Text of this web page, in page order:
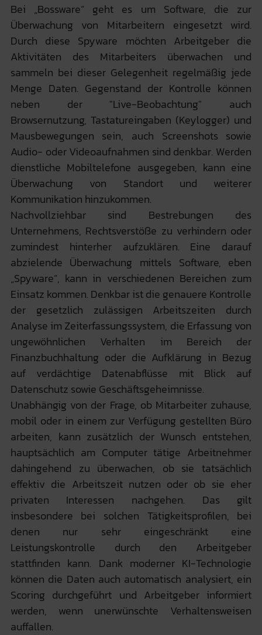
Bei „Bossware“ geht es um Software, die zur
Überwachung von Mitarbeitern eingesetzt wird.
Durch diese Spyware möchten Arbeitgeber die
Aktivitäten des Mitarbeiters überwachen und
sammeln bei dieser Gelegenheit regelmäßig jede
Menge Daten. Gegenstand der Kontrolle können
neben der "Live-Beobachtung" auch
Browsernutzung, Tastatureingaben (Keylogger) und
Mausbewegungen sein, auch Screenshots sowie
Audio- oder Videoaufnahmen sind denkbar. Werden
dienstliche Mobiltelefone ausgegeben, kann eine
Überwachung von Standort und weiterer
Kommunikation hinzukommen.
Nachvollziehbar sind Bestrebungen des
Unternehmens, Rechtsverstöße zu verhindern oder
zumindest hinterher aufzuklären. Eine darauf
abzielende Überwachung mittels Software, eben
„Spyware”, kann in verschiedenen Bereichen zum
Einsatz kommen. Denkbar ist die genauere Kontrolle
der gesetzlich zulässigen Arbeitszeiten durch
Analyse im Zeiterfassungssystem, die Erfassung von
ungewöhnlichen Verhalten im Bereich der
Finanzbuchhaltung oder die Aufklärung in Bezug
auf verdächtige Datenabflüsse mit Blick auf
Datenschutz sowie Geschäftsgeheimnisse.
Unabhängig von der Frage, ob Mitarbeiter zuhause,
mobil oder in einem zur Verfügung gestellten Büro
arbeiten, kann zusätzlich der Wunsch entstehen,
hauptsächlich am Computer tätige Arbeitnehmer
dahingehend zu überwachen, ob sie tatsächlich
effektiv die Arbeitszeit nutzen oder ob sie eher
privaten Interessen nachgehen. Das gilt
insbesondere bei solchen Tätigkeitsprofilen, bei
denen nur sehr eingeschränkt eine
Leistungskontrolle durch den Arbeitgeber
stattfinden kann. Dank moderner KI-Technologie
können die Daten auch automatisch analysiert, ein
Scoring durchgeführt und Arbeitgeber informiert
werden, wenn unerwünschte Verhaltensweisen
auffallen.